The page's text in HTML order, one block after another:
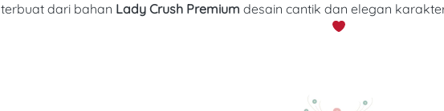
terbuat dari bahan Lady Crush Premium d